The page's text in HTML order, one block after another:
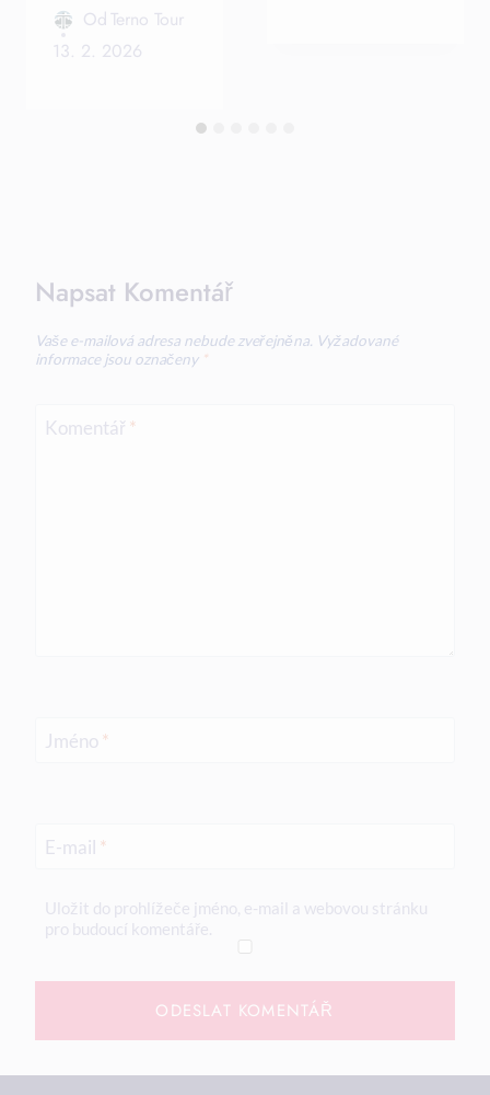
Od Terno Tour
13. 2. 2026
Napsat Komentář
Vaše e-mailová adresa nebude zveřejněna. Vyžadované
informace jsou označeny *
Komentář *
Jméno *
E-mail *
Uložit do prohlížeče jméno, e-mail a webovou stránku
pro budoucí komentáře.